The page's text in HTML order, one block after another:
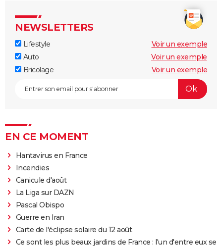
NEWSLETTERS
Lifestyle
Voir un exemple
Auto
Voir un exemple
Bricolage
Voir un exemple
EN CE MOMENT
Hantavirus en France
Incendies
Canicule d'août
La Liga sur DAZN
Pascal Obispo
Guerre en Iran
Carte de l'éclipse solaire du 12 août
Ce sont les plus beaux jardins de France : l'un d'entre eux se